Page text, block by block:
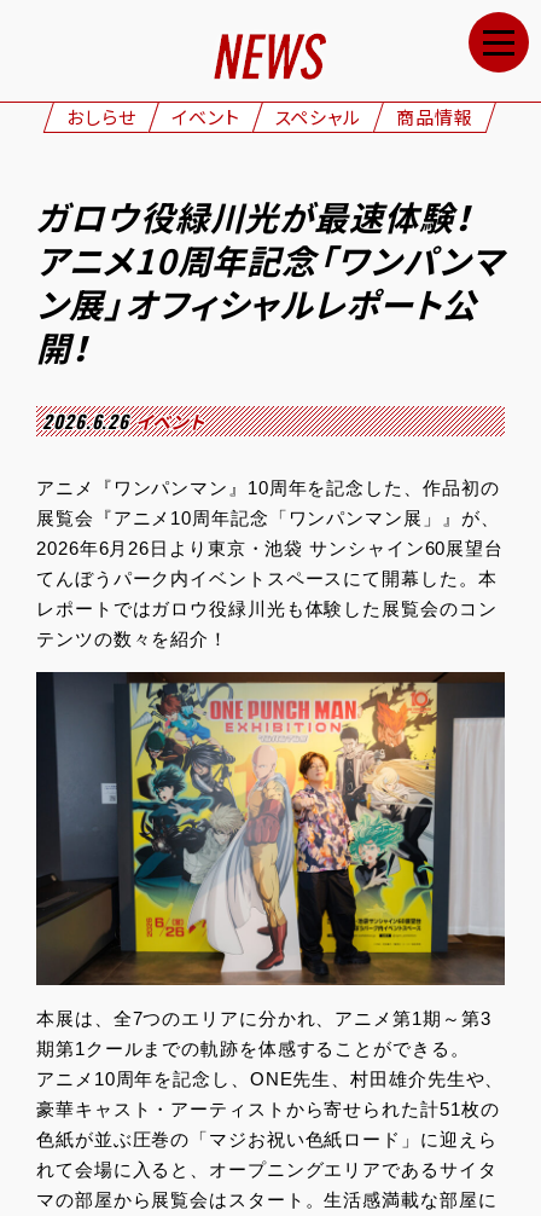
NEWS
STAFF&CAST
CHARACTERS
ONAIR
GOODS
SPECIAL
GALLERY
おしらせ イベント スペシャル 商品情報
ガロウ役緑川光が最速体験！
アニメ10周年記念「ワンパンマ
ン展」オフィシャルレポート公
開！
2026.6.26 イベント
アニメ『ワンパンマン』10周年を記念した、作品初の
展覧会『アニメ10周年記念「ワンパンマン展」』が、
2026年6月26日より東京・池袋 サンシャイン60展望台
てんぼうパーク内イベントスペースにて開幕した。本
レポートではガロウ役緑川光も体験した展覧会のコン
テンツの数々を紹介！
本展は、全7つのエリアに分かれ、アニメ第1期～第3
期第1クールまでの軌跡を体感することができる。
アニメ10周年を記念し、ONE先生、村田雄介先生や、
豪華キャスト・アーティストから寄せられた計51枚の
色紙が並ぶ圧巻の「マジお祝い色紙ロード」に迎えら
れて会場に入ると、オープニングエリアであるサイタ
マの部屋から展覧会はスタート。生活感満載な部屋に